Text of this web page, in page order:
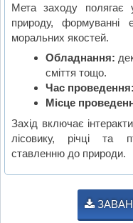
Мета заходу полягає
природу, формуванні
моральних якостей.
Обладнання:
сміття тощо.
Час проведення:
Місце
Захід включає
лісовику, річці та
ставленню до природи.